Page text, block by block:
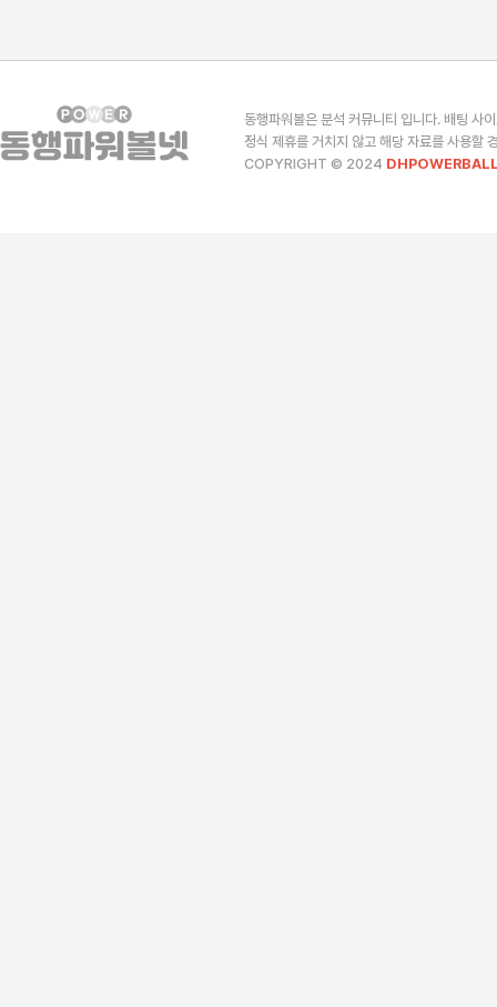
동행파워볼은 분석 커뮤니티 입니다. 배팅 사
정식 제휴를 거치지 않고 해당 자료를 사용할
COPYRIGHT © 2024